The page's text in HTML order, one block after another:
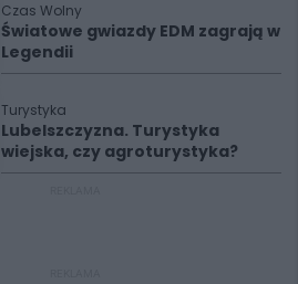
Czas Wolny
Światowe gwiazdy EDM zagrają w
Legendii
Turystyka
Lubelszczyzna. Turystyka
wiejska, czy agroturystyka?